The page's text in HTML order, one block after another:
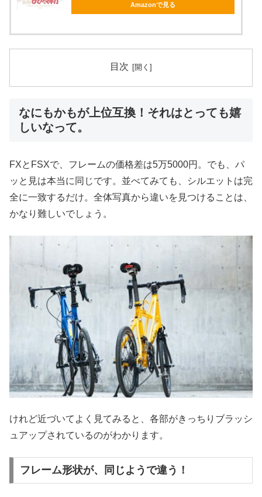
Amazonで見る
目次
なにもかもが上位互換！それはとっても嬉
しいなって。
FXとFSXで、フレームの価格差は5万5000円。でも、パ
ッと見は本当に同じです。並べてみても、シルエットは完
全に一致するだけ。全体写真から違いを見つけることは、
かなり難しいでしょう。
けれど近づいてよく見てみると、各部がきっちりブラッシ
ュアップされているのがわかります。
フレーム形状が、同じようで違う！